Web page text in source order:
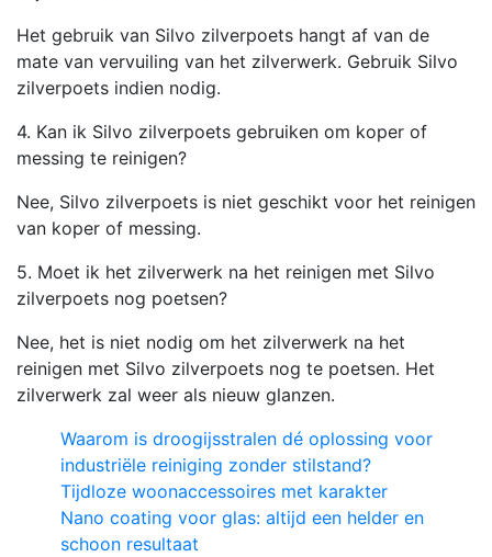
Het gebruik van Silvo zilverpoets hangt af van de
mate van vervuiling van het zilverwerk. Gebruik Silvo
zilverpoets indien nodig.
4. Kan ik Silvo zilverpoets gebruiken om koper of
messing te reinigen?
Nee, Silvo zilverpoets is niet geschikt voor het reinigen
van koper of messing.
5. Moet ik het zilverwerk na het reinigen met Silvo
zilverpoets nog poetsen?
Nee, het is niet nodig om het zilverwerk na het
reinigen met Silvo zilverpoets nog te poetsen. Het
zilverwerk zal weer als nieuw glanzen.
Waarom is droogijsstralen dé oplossing voor
industriële reiniging zonder stilstand?
Tijdloze woonaccessoires met karakter
Nano coating voor glas: altijd een helder en
schoon resultaat